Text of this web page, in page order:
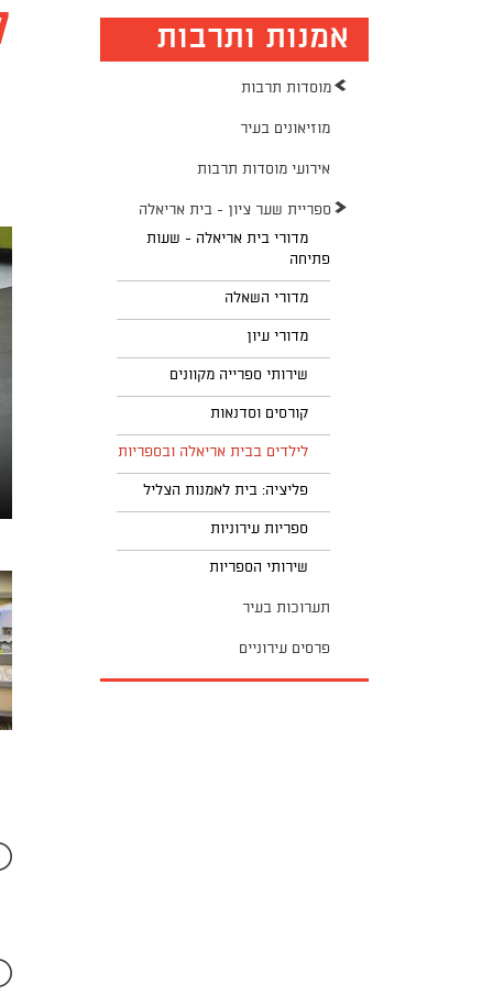
אמנות ותרבות
מוסדות תרבות
מוזיאונים בעיר
אירועי מוסדות תרבות
ספריית שער ציון - בית אריאלה
מדורי בית אריאלה - שעות
פתיחה
מדורי השאלה
מדורי עיון
שירותי ספרייה מקוונים
קורסים וסדנאות
לילדים בבית אריאלה ובספריות
פליציה: בית לאמנות הצליל
ספריות עירוניות
שירותי הספריות
תערוכות בעיר
פרסים עירוניים